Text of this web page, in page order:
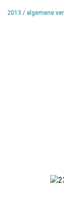
2013 / algemene